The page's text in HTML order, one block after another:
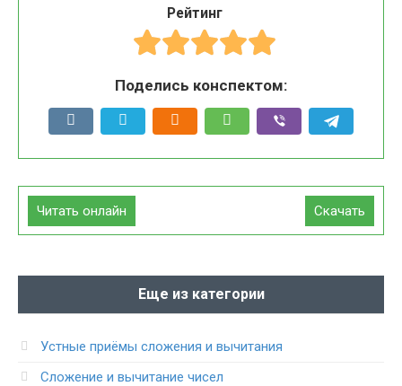
Рейтинг
Поделись конспектом:
Скачать
Читать онлайн
Еще из категории
Устные приёмы сложения и вычитания
Сложение и вычитание чисел